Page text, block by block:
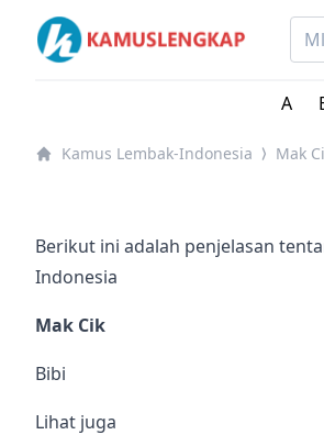
Kamus Lengkap Lembak-
A
Kamus Lembak-Indonesia ⟩ Mak
Berikut ini adalah penjelasan
Indonesia
Mak Cik
Bibi
Lihat juga